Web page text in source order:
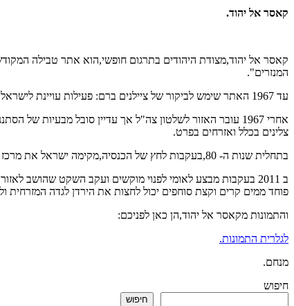
קאסר אל יהוד.
קאסר אל יהוד,מצודת היהודים בתרגום חופשי,הוא אתר טבילה
המנזרים".
עד 1967 האתר שימש לביקור של ציילנים ברם: פעילות עויינת לישראל שהתנהלה באזור גרמה לפיזור מיקוש ומחסומים והגישה לאתר הקדוש הפכה מסוכנת כדי בלתי אפשרית.
אחרי 1967 עובר האזור לשלטון צה"ל אך עדיין סובל
צלינים בכלל ואזרחים בפרט.
בתחלית שנות ה- 80,בעקבות לחץ של הכנסיה,מקימה ישראל את מרכז הטבילה והצלינות בירדנית, אתר זה ממוקם דרומים לסכר דגניה ושימש את הצלינים לטבילה וציילנות עד 2011.
ב 2011 בעקבות מבצע לאומי לפנוי מוקשים ועקב השקט
פוחד ממים קרים וקצת סוחפים יכול לחצות את הירדן לגדה
והתמונות מקאסר אל יהוד,הן כאן לפניכם:
לגלרית התמונות.
מנחם.
חיפוש
חיפוש